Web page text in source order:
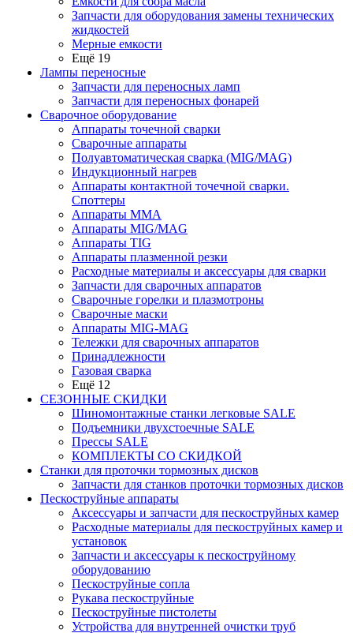
Запчасти для оборудования замены технических
жидкостей
Мерные емкости
Ещё 19
Лампы переносные
Запчасти для переносных ламп
Запчасти для переносных фонарей
Сварочное оборудование
Аппараты точечной сварки
Сварочные аппараты
Полуавтоматическая сварка (MIG/MAG)
Индукционный нагрев
Аппараты контактной точечной сварки.
Споттеры
Аппараты MMA
Аппараты MIG/MAG
Аппараты TIG
Аппараты плазменной резки
Расходные материалы и аксессуары для сварки
Запчасти для сварочных аппаратов
Сварочные горелки и плазмотроны
Сварочные маски
Аппараты MIG-MAG
Тележки для сварочных аппаратов
Принадлежности
Газовая сварка
Ещё 12
СЕЗОННЫЕ СКИДКИ
Шиномонтажные станки легковые SALE
Подъемники двухстоечные SALE
Прессы SALE
КОМПЛЕКТЫ СО СКИДКОЙ
Станки для проточки тормозных дисков
Запчасти для станков проточки тормозных дисков
Пескоструйные аппараты
Аксессуары и запчасти для пескоструйных камер
Расходные материалы для пескоструйных камер и
установок
Запчасти и аксессуары к пескоструйному
оборудованию
Пескоструйные сопла
Рукава пескоструйные
Пескоструйные пистолеты
Устройства для внутренней очистки труб